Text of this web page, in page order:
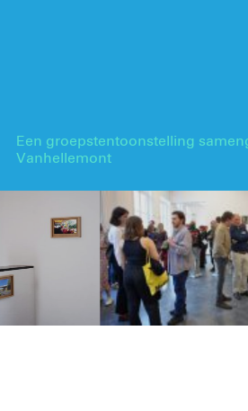
Een groepstentoonstelling
Vanhellemont